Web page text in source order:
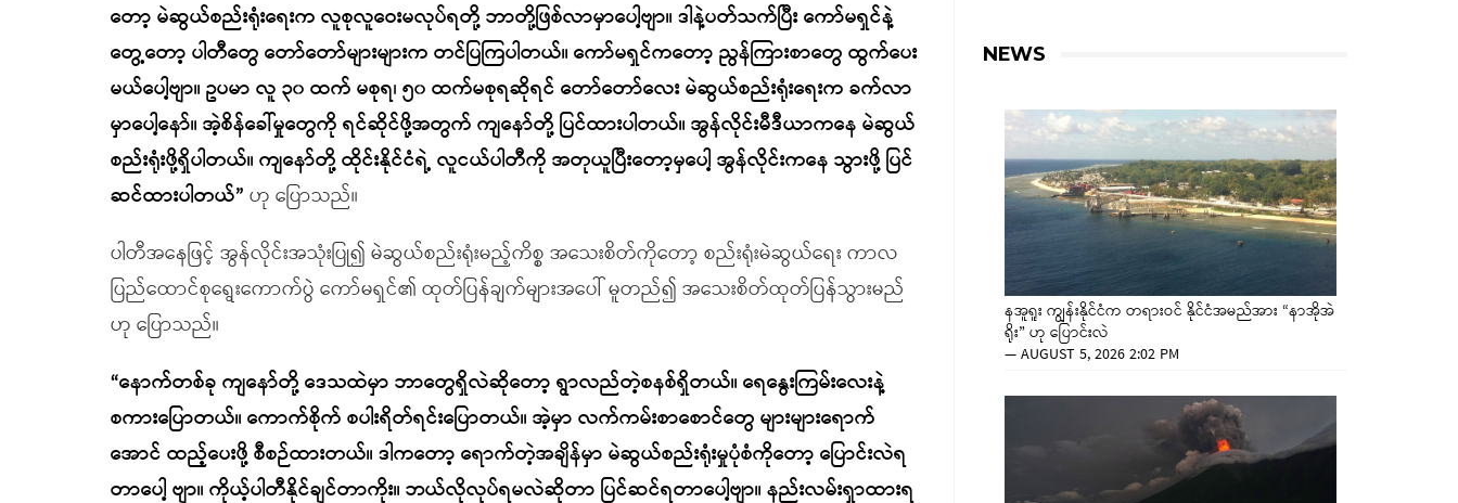
တော့ မဲဆွယ်စည်းရုံးရေးက လူစုလူဝေးမလုပ်ရတို့ ဘာတို့ဖြစ်လာမှာပေါ့ဗျာ။ ဒါနဲ့ပတ်သက်ပြီး ကော်မရှင်နဲ့
တွေ့တော့ ပါတီတွေ တော်တော်များများက တင်ပြကြပါတယ်။ ကော်မရှင်ကတော့ ညွန်ကြားစာတွေ ထွက်ပေး
မယ်ပေါ့ဗျာ။ ဥပမာ လူ ၃၀ ထက် မစုရ၊ ၅၀ ထက်မစုရဆိုရင် တော်တော်လေး မဲဆွယ်စည်းရုံးရေးက ခက်လာ
မှာပေါ့နော်။ အဲ့စိန်ခေါ်မှုတွေကို ရင်ဆိုင်ဖို့အတွက် ကျနော်တို့ ပြင်ထားပါတယ်။ အွန်လိုင်းမီဒီယာကနေ မဲဆွယ်
စည်းရုံးဖို့ရှိပါတယ်။ ကျနော်တို့ ထိုင်းနိုင်ငံရဲ့ လူငယ်ပါတီကို အတုယူပြီးတော့မှပေါ့ အွန်လိုင်းကနေ သွားဖို့ ပြင်
ဆင်ထားပါတယ်” ဟု ပြောသည်။
ပါတီအနေဖြင့် အွန်လိုင်းအသုံးပြု၍ မဲဆွယ်စည်းရုံးမည့်ကိစ္စ အသေးစိတ်ကိုတော့ စည်းရုံးမဲဆွယ်ရေး ကာလ
ပြည်ထောင်စုရွေးကောက်ပွဲ ကော်မရှင်၏ ထုတ်ပြန်ချက်များအပေါ် မူတည်၍ အသေးစိတ်ထုတ်ပြန်သွားမည်
ဟု ပြောသည်။
“နောက်တစ်ခု ကျနော်တို့ ဒေသထဲမှာ ဘာတွေရှိလဲဆိုတော့ ရွာလည်တဲ့စနစ်ရှိတယ်။ ရေနွေးကြမ်းလေးနဲ့
စကားပြောတယ်။ ကောက်စိုက် စပါးရိတ်ရင်းပြောတယ်။ အဲ့မှာ လက်ကမ်းစာစောင်တွေ များများရောက်
အောင် ထည့်ပေးဖို့ စီစဉ်ထားတယ်။ ဒါကတော့ ရောက်တဲ့အချိန်မှာ မဲဆွယ်စည်းရုံးမှုပုံစံကိုတော့ ပြောင်းလဲရ
တာပေါ့ ဗျာ။ ကိုယ့်ပါတီနိုင်ချင်တာကိုး။ ဘယ်လိုလုပ်ရမလဲဆိုတာ ပြင်ဆင်ရတာပေါ့ဗျာ။ နည်းလမ်းရှာထားရ
NEWS
နအူရူး ကျွန်းနိုင်ငံက တရားဝင် နိုင်ငံအမည်အား “နာအိုအဲ
ရိုး” ဟု ပြောင်းလဲ
—AUGUST 5, 2026 2:02 PM